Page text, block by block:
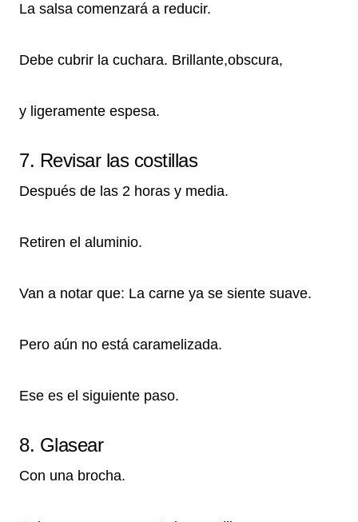
La salsa comenzará a reducir.
Debe cubrir la cuchara. Brillante,obscura,
y ligeramente espesa.
7. Revisar las costillas
Después de las 2 horas y media.
Retiren el aluminio.
Van a notar que: La carne ya se siente suave.
Pero aún no está caramelizada.
Ese es el siguiente paso.
8. Glasear
Con una brocha.